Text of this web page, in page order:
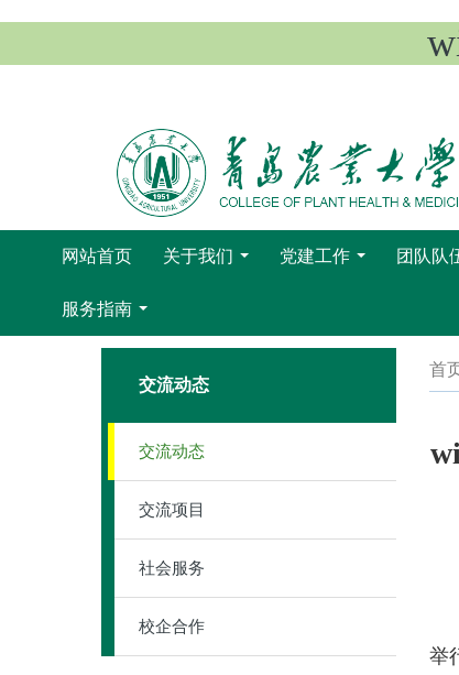
网站首页 关于我们 党建工作 团队队
服务指南
交流动态
交流动态
交流项目
社会服务
校企合作
首
举